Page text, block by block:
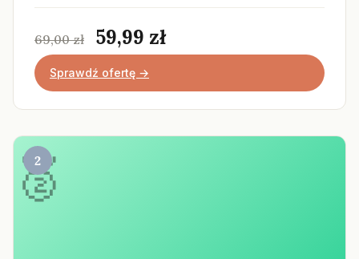
69,00 zł 59,99 zł
Sprawdź ofertę →
2